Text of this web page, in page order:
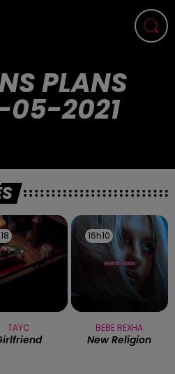
PLANS
05-2021
TAYC
16h10
16h10
BEBE REXHA
New Religion